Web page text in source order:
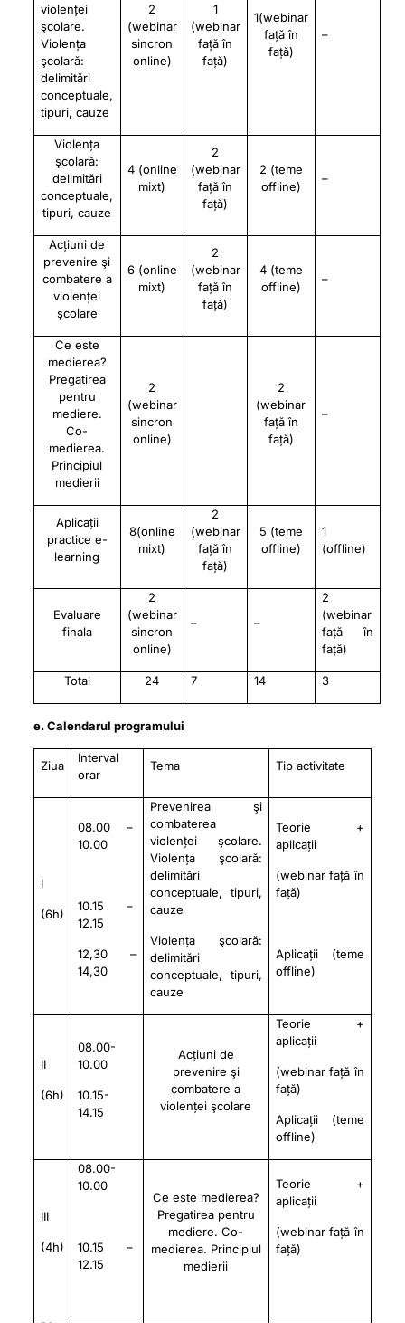
violenței
şcolare.
Violența
şcolară:
delimitări
conceptuale,
tipuri, cauze
2
(webinar
sincron
online)
1
(webinar
față în
față)
1(webinar
față în
față)
–
Violența
şcolară:
delimitări
conceptuale,
tipuri,cauze
4 (online
mixt)
2
(webinar
față în
față)
2 (teme
offline)
–
Acțiuni de
prevenireşi
combatere a
violenței
şcolare
6 (online
mixt)
2
(webinar
față în
față)
4 (teme
offline)
–
Ce este
medierea?
Pregatirea
pentru
mediere.
Co-
medierea.
Principiul
medierii
2
(webinar
sincron
online)
2
(webinar
față în
față)
–
Aplicații
practice e-
learning
8(online
mixt)
2
(webinar
față în
față)
5 (teme
offline)
1
(offline)
Evaluare
finala
2
(webinar
sincron
online)
– –
2
(webinar
față în
față)
Total 24 7 14 3
e. Calendarul programului
Ziua
Interval
orar
Tema Tip activitate
I
(6h)
08.00 –
10.00
10.15 –
12.15
12,30 –
14,30
Prevenirea şi
combaterea
violenței şcolare.
Violența şcolară:
delimitări
conceptuale, tipuri,
cauze
Violența şcolară:
delimitări
conceptuale, tipuri,
cauze
Teorie +
aplicații
(webinar față în
față)
Aplicații (teme
offline)
II
(6h)
08.00-
10.00
10.15-
14.15
Acțiuni de
prevenire şi
combatere a
violenței şcolare
Teorie +
aplicații
(webinar față în
față)
Aplicații (teme
offline)
III
(4h)
08.00-
10.00
10.15 –
12.15
Ce este medierea?
Pregatirea pentru
mediere. Co-
medierea. Principiul
medierii
Teorie +
aplicații
(webinar față în
față)